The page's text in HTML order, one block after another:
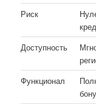
Риск
Доступность
Функционал